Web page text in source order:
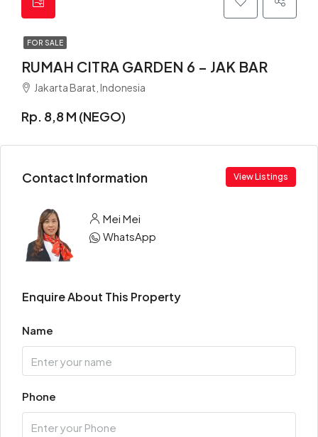
FOR SALE
RUMAH CITRA GARDEN 6 – JAK BAR
Jakarta Barat, Indonesia
Rp. 8,8 M (NEGO)
Contact Information View Listings
Mei Mei
WhatsApp
Enquire About This Property
Name
Phone